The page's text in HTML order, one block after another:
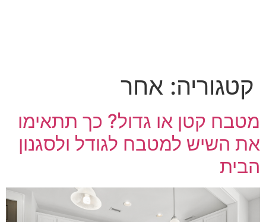
קטגוריה: אחר
מטבח קטן או גדול? כך תתאימו
את השיש למטבח לגודל ולסגנון
הבית